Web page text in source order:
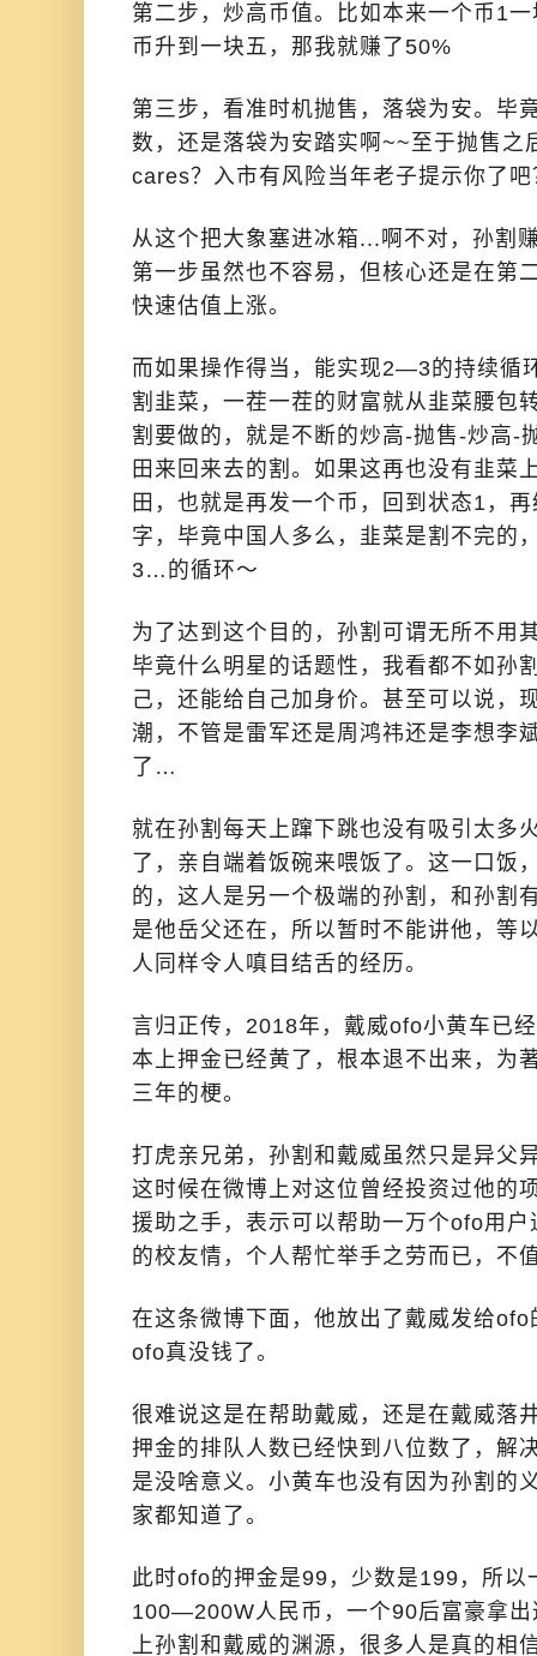
第二步，炒高币值。比如本来一个币1
币升到一块五，那我就赚了50%
第三步，看准时机抛售，落袋为安。毕
数，还是落袋为安踏实啊~~至于抛售之
cares？入市有风险当年老子提示你了吧
从这个把大象塞进冰箱...啊不对，孙割
第一步虽然也不容易，但核心还是在第
快速估值上涨。
而如果操作得当，能实现2—3的持续循
割韭菜，一茬一茬的财富就从韭菜腰包
割要做的，就是不断的炒高-抛售-炒高-
田来回来去的割。如果这再也没有韭菜
田，也就是再发一个币，回到状态1，
字，毕竟中国人多么，韭菜是割不完
3…的循环～
为了达到这个目的，孙割可谓无所不用
毕竟什么明星的话题性，我看都不如孙
己，还能给自己加身价。甚至可以说，
潮，不管是雷军还是周鸿祎还是李想李
了…
就在孙割每天上蹿下跳也没有吸引太多
了，亲自端着饭碗来喂饭了。这一口饭
的，这人是另一个极端的孙割，和孙割
是他岳父还在，所以暂时不能讲他，等
人同样令人嗔目结舌的经历。
言归正传，2018年，戴威ofo小黄车已
本上押金已经黄了，根本退不出来，为
三年的梗。
打虎亲兄弟，孙割和戴威虽然只是异父
这时候在微博上对这位曾经投资过他的
援助之手，表示可以帮助一万个ofo用
的校友情，个人帮忙举手之劳而已，不
在这条微博下面，他放出了戴威发给
ofo真没钱了。
很难说这是在帮助戴威，还是在戴威落
押金的排队人数已经快到八位数了，解
是没啥意义。小黄车也没有因为孙割的
家都知道了。
此时ofo的押金是99，少数是199，所以
100—200W人民币，一个90后富豪拿
上孙割和戴威的渊源，很多人是真的相